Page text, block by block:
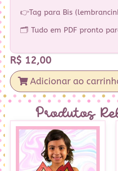
👉Tag para Bis
🗂️ Tudo em PDF pronto
R$ 12,00
Adicionar ao
Produtos